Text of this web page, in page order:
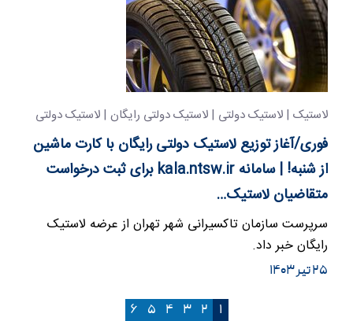
لاستیک | لاستیک دولتی | لاستیک دولتی رایگان | لاستیک دولتی
مجانی
فوری/آغاز توزیع لاستیک دولتی رایگان با کارت ماشین
از شنبه! | سامانه kala.ntsw.ir برای ثبت درخواست
متقاضیان لاستیک…
سرپرست سازمان تاکسیرانی شهر تهران از عرضه لاستیک
رایگان خبر داد.
۲۵ تیر ۱۴۰۳
۱ ۲ ۳ ۴ ۵ ۶